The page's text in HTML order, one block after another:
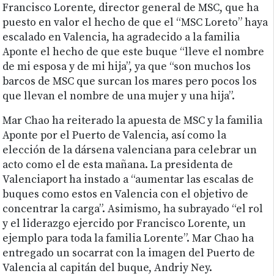
Francisco Lorente, director general de MSC, que ha
puesto en valor el hecho de que el “MSC Loreto” haya
escalado en Valencia, ha agradecido a la familia
Aponte el hecho de que este buque “lleve el nombre
de mi esposa y de mi hija”, ya que “son muchos los
barcos de MSC que surcan los mares pero pocos los
que llevan el nombre de una mujer y una hija”.
Mar Chao ha reiterado la apuesta de MSC y la familia
Aponte por el Puerto de Valencia, así como la
elección de la dársena valenciana para celebrar un
acto como el de esta mañana. La presidenta de
Valenciaport ha instado a “aumentar las escalas de
buques como estos en Valencia con el objetivo de
concentrar la carga”. Asimismo, ha subrayado “el rol
y el liderazgo ejercido por Francisco Lorente, un
ejemplo para toda la familia Lorente”. Mar Chao ha
entregado un socarrat con la imagen del Puerto de
Valencia al capitán del buque, Andriy Ney.